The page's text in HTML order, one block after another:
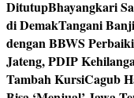
DitutupBhayangkari
di DemakTangani
dengan BBWS
Jateng, PDIP
Tambah KursiCagub